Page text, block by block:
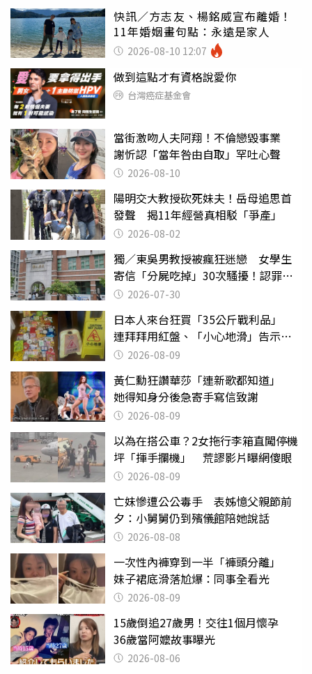
快訊／方志友、楊銘威宣布離婚！
11年婚姻畫句點：永遠是家人
2026-08-10 12:07
做到這點才有資格說愛你
台灣癌症基金會
當街激吻人夫阿翔！不倫戀毀事業
謝忻認「當年咎由自取」罕吐心聲
2026-08-10
陽明交大教授砍死妹夫！岳母追思首
發聲 揭11年經營真相駁「爭產」
2026-08-02
獨／東吳男教授被瘋狂迷戀 女學生
寄信「分屍吃掉」30次騷擾！認罪免
關 2026-07-30
日本人來台狂買「35公斤戰利品」
連拜拜用紅盤、「小心地滑」告示牌
也帶回家
2026-08-09
黃仁勳狂讚華莎「連新歌都知道」
她得知身分後急寄手寫信致謝
2026-08-09
以為在搭公車？2女拖行李箱直闖停機
坪「揮手攔機」 荒謬影片曝網傻眼
2026-08-09
亡妹慘遭公公毒手 表姊憶父親節前
夕：小舅舅仍到殯儀館陪她說話
2026-08-08
一次性內褲穿到一半「褲頭分離」
妹子裙底滑落尬爆：同事全看光
2026-08-09
15歲倒追27歲男！交往1個月懷孕
36歲當阿嬤故事曝光
2026-08-06